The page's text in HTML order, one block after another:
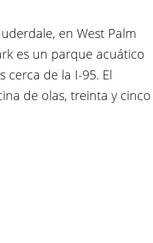
en West Palm
es un parque acuático
cerca de la I-95. El
de olas, treinta y cinco